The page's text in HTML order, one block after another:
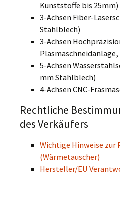
Kunststoffe bis 25mm)
3-Achsen Fiber-
Stahlblech)
3-Achsen
5-Achsen
mm Stahlblech)
4-Achsen CNC-
Rechtliche
des Verkäufers
Wichtige Hinweise
(Wärmetauscher)
Hersteller/EU